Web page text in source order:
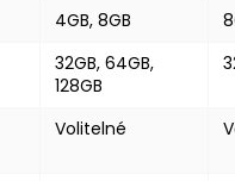
4GB, 8GB
32GB, 64GB,
128GB
Volitelné